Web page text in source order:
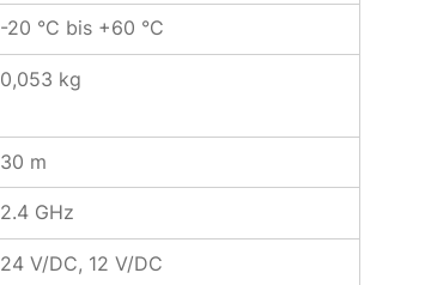
-20 °C bis +60 °C
0,053 kg
30 m
2.4 GHz
24 V/DC, 12 V/DC